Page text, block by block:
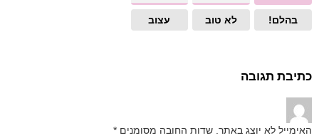
בהלם! לא טוב עצוב
כתיבת תגובה
האימייל לא יוצג באתר. שדות החובה מסומנים *